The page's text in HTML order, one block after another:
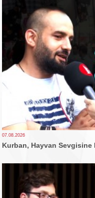
07.08.2026
Kurban, Hayvan Sevgisine